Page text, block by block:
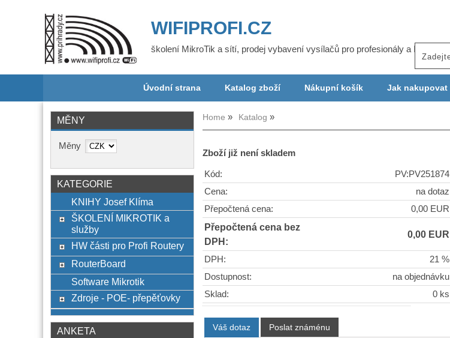
WIFIPROFI.CZ
školení MikroTik a sítí, prodej vybavení vysílačů pro profesionály a ISP
Úvodní strana Katalog zboží Nákupní košík Jak nakupovat
Home Katalog
Zboží již není skladem
Kód:
PV:PV251874
Cena:
na dotaz
Přepočtená cena:
0,00 EUR
Přepočtená cena bez
DPH:
0,00 EUR
DPH:
21 %
Dostupnost:
na objednávku
Sklad:
0 ks
Váš dotaz Poslat známénu
MĚNY
Měny
KATEGORIE
KNIHY Josef Klíma
ŠKOLENÍ MIKROTIK a
služby
HW části pro Profi Routery
RouterBoard
Software Mikrotik
Zdroje - POE- přepěťovky
ANKETA